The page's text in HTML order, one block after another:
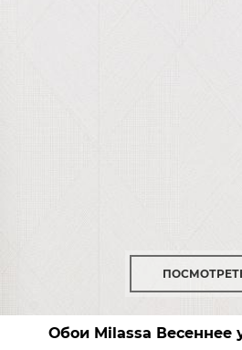
Обои Milassa Весеннее